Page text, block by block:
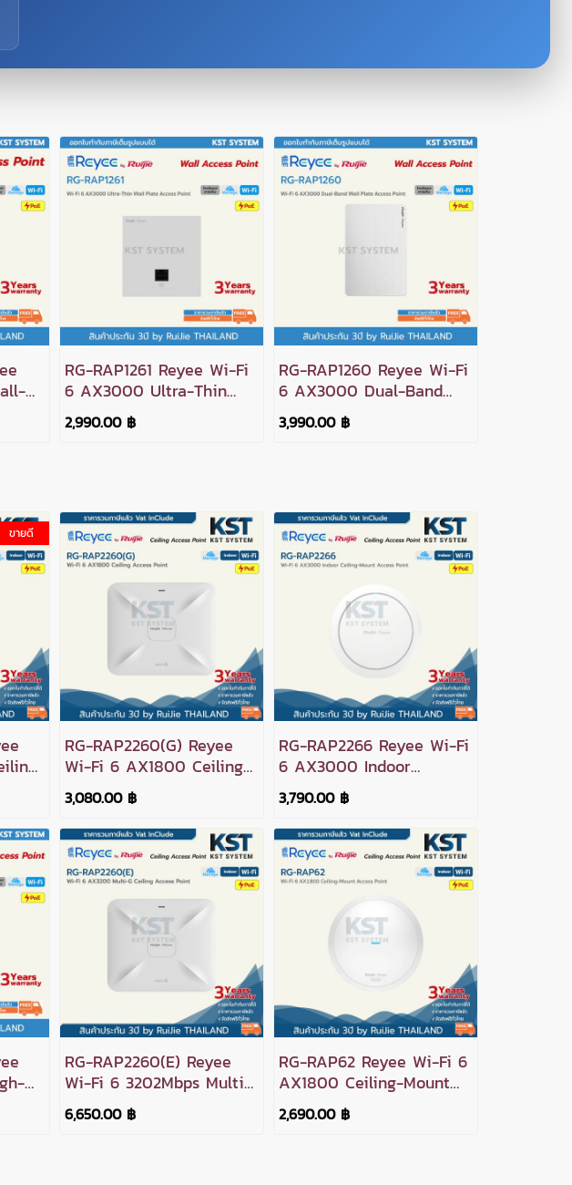
RG-RAP1261 Reyee Wi-Fi
6 AX3000 Ultra-Thin
Wall Plate Access Point
2,990.00 ฿
RG-RAP1260 Reyee Wi-Fi
6 AX3000 Dual-Band
Wall Plate Access Point
3,990.00 ฿
ขายดี
RG-RAP2260(G) Reyee
Wi-Fi 6 AX1800 Ceiling
Access Point
3,080.00 ฿
RG-RAP2266 Reyee Wi-Fi
6 AX3000 Indoor
Ceiling-Mount Access
Point
3,790.00 ฿
RG-RAP2260(E) Reyee
Wi-Fi 6 3202Mbps Multi-
G Ceiling Access Point
6,650.00 ฿
RG-RAP62 Reyee Wi-Fi 6
AX1800 Ceiling-Mount
Access Point
2,690.00 ฿